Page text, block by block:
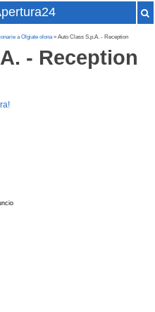
a Olgiate olona» Auto Class S.p.A. - Reception
- Reception